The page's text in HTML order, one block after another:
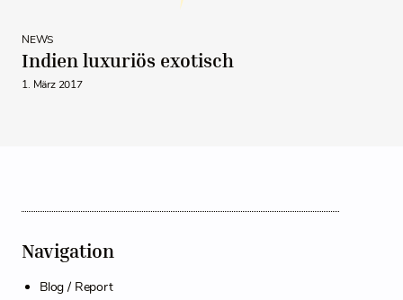
NEWS
Indien luxuriös exotisch
1. März 2017
Navigation
Blog / Report